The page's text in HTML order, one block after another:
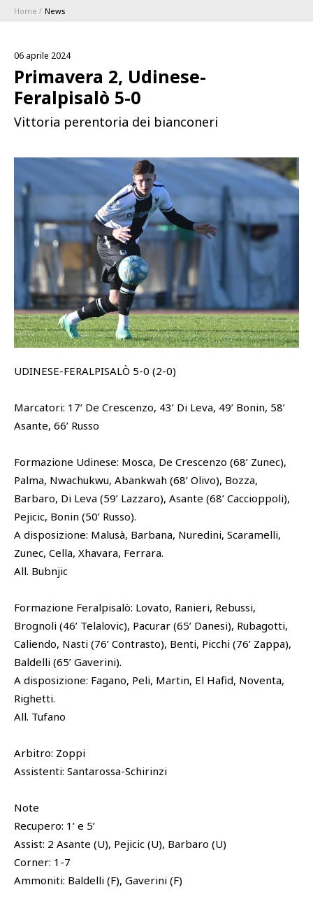
1896 MEMBERSHIP PROGRAM
STAGIONE
Serie A
Coppa Italia
Calendari e Risultati
Classifiche
Cattedra Universidad Europea
BLUENERGY STADIUM
MEETING CENTER
SPONSOR
SQUADRE
SHOP
Home News
06 aprile 2024
Primavera 2, Udinese-
Feralpisalò 5-0
Vittoria perentoria dei bianconeri
UDINESE-FERALPISALÒ 5-0 (2-0)
Marcatori: 17’ De Crescenzo, 43’ Di Leva, 49’ Bonin, 58’
Asante, 66’ Russo
Formazione Udinese: Mosca, De Crescenzo (68’ Zunec),
Palma, Nwachukwu, Abankwah (68’ Olivo), Bozza,
Barbaro, Di Leva (59’ Lazzaro), Asante (68’ Caccioppoli),
Pejicic, Bonin (50’ Russo).
A disposizione: Malusà, Barbana, Nuredini, Scaramelli,
Zunec, Cella, Xhavara, Ferrara.
All. Bubnjic
Formazione Feralpisalò: Lovato, Ranieri, Rebussi,
Brognoli (46’ Telalovic), Pacurar (65’ Danesi), Rubagotti,
Caliendo, Nasti (76’ Contrasto), Benti, Picchi (76’ Zappa),
Baldelli (65’ Gaverini).
A disposizione: Fagano, Peli, Martin, El Hafid, Noventa,
Righetti.
All. Tufano
Arbitro: Zoppi
Assistenti: Santarossa-Schirinzi
Note
Recupero: 1’ e 5’
Assist: 2 Asante (U), Pejicic (U), Barbaro (U)
Corner: 1-7
Ammoniti: Baldelli (F), Gaverini (F)